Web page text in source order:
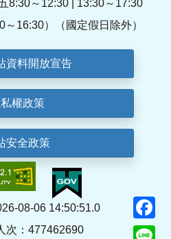
8:30～12:30 | 13:30～17:30
～16:30）（國定假日除外）
資料開放宣告
權政策
安全政策
08-06 14:50:51.0
次：477462690